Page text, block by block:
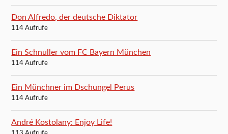
Don Alfredo, der deutsche Diktator
114 Aufrufe
Ein Schnuller vom FC Bayern München
114 Aufrufe
Ein Münchner im Dschungel Perus
114 Aufrufe
André Kostolany: Enjoy Life!